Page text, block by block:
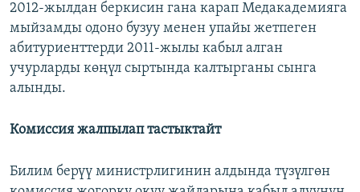
2012-жылдан беркисин гана карап Медакадемияга
мыйзамды одоно бузуу менен упайы жетпеген
абитуриенттерди 2011-жылы кабыл алган
учурларды көңүл сыртында калтырганы сынга
алынды.
Комиссия жалпылап тастыктайт
Билим берүү министрлигинин алдында түзүлгөн